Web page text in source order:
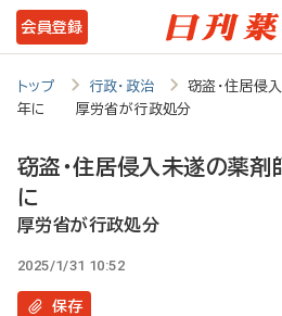
メ
イ
ン
ツ
に
会員登録
トップ 行政・政治
窃盗・住居侵
年に 厚労省が行政処分
窃盗・住居侵入未遂の薬
に
厚労省が行政処分
2025/1/31 10:52
保存